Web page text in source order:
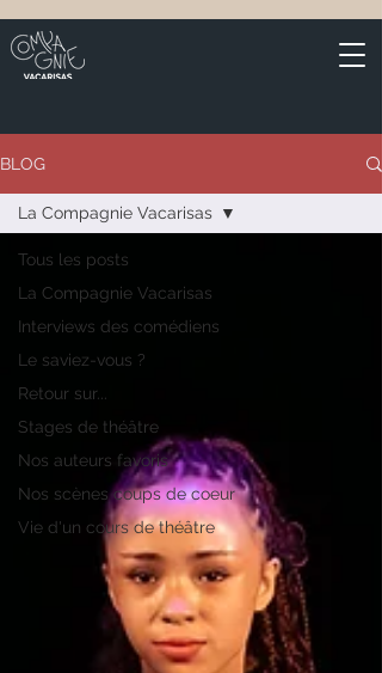
BLOG
Tous les posts
La Compagnie Vacarisas
Interviews des comédiens
Le saviez-vous ?
Retour sur...
Stages de théâtre
Nos auteurs favoris
Nos scènes coups de coeur
Vie d'un cours de théâtre
La Compagnie Vacarisas